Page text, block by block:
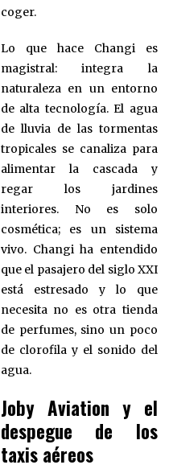
coger.
Lo que hace Changi es
magistral: integra la
naturaleza en un entorno
de alta tecnología. El agua
de lluvia de las tormentas
tropicales se canaliza para
alimentar la cascada y
regar los jardines
interiores. No es solo
cosmética; es un sistema
vivo. Changi ha entendido
que el pasajero del siglo XXI
está estresado y lo que
necesita no es otra tienda
de perfumes, sino un poco
de clorofila y el sonido del
agua.
Joby Aviation y el
despegue de los
taxis aéreos